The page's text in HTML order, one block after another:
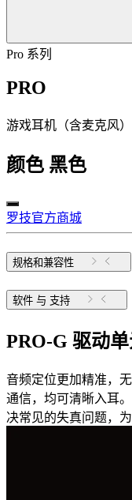
Pro 系列
PRO
游戏耳机（含麦克风）
颜色 黑色
罗技官方商城
规格和兼容性
软件 与 支持
PRO-G 驱动
音频定位更加精准，
通信，均可清晰入耳
决常见的失真问题，